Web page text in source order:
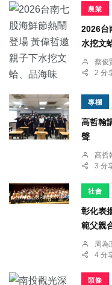
農業
2026台
水挖文
蔡俊
2 分
專欄
高哲翰
聲
高哲
3 分
社會
彰化表
範父親
周為
4 分
頭條